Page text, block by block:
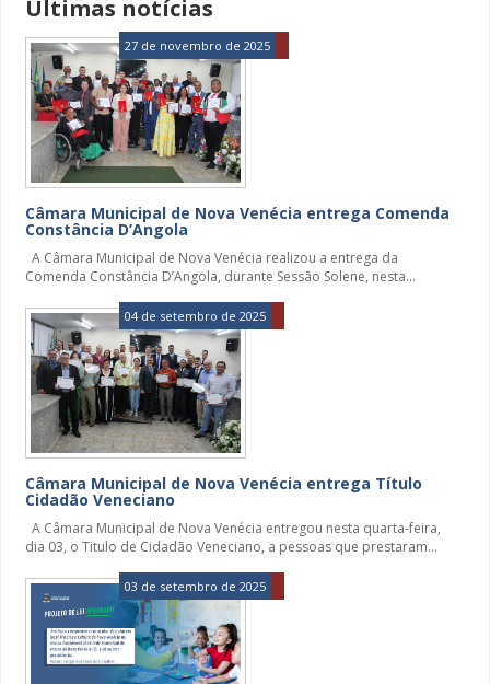
Últimas notícias
27 de novembro de 2025
Câmara Municipal de Nova Venécia entrega Comenda
Constância D’Angola
A Câmara Municipal de Nova Venécia realizou a entrega da
Comenda Constância D’Angola, durante Sessão Solene, nesta...
04 de setembro de 2025
Câmara Municipal de Nova Venécia entrega Título
Cidadão Veneciano
A Câmara Municipal de Nova Venécia entregou nesta quarta-feira,
dia 03, o Titulo de Cidadão Veneciano, a pessoas que prestaram...
03 de setembro de 2025